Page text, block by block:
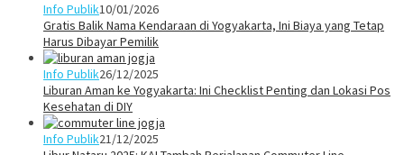
Info Publik10/01/2026
Gratis Balik Nama Kendaraan di Yogyakarta, Ini Biaya yang Tetap
Harus Dibayar Pemilik
Info Publik26/12/2025
Liburan Aman ke Yogyakarta: Ini Checklist Penting dan Lokasi Pos
Kesehatan di DIY
Info Publik21/12/2025